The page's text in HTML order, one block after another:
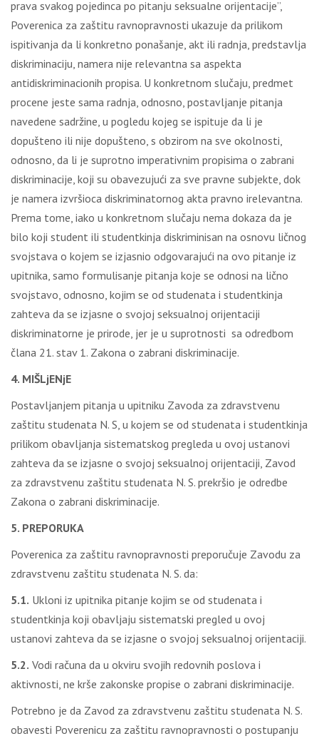
prava svakog pojedinca po pitanju seksualne orijentacije”,
Poverenica za zaštitu ravnopravnosti ukazuje da prilikom
ispitivanja da li konkretno ponašanje, akt ili radnja, predstavlja
diskriminaciju, namera nije relevantna sa aspekta
antidiskriminacionih propisa. U konkretnom slučaju, predmet
procene jeste sama radnja, odnosno, postavljanje pitanja
navedene sadržine, u pogledu kojeg se ispituje da li je
dopušteno ili nije dopušteno, s obzirom na sve okolnosti,
odnosno, da li je suprotno imperativnim propisima o zabrani
diskriminacije, koji su obavezujući za sve pravne subjekte, dok
je namera izvršioca diskriminatornog akta pravno irelevantna.
Prema tome, iako u konkretnom slučaju nema dokaza da je
bilo koji student ili studentkinja diskriminisan na osnovu ličnog
svojstava o kojem se izjasnio odgovarajući na ovo pitanje iz
upitnika, samo formulisanje pitanja koje se odnosi na lično
svojstavo, odnosno, kojim se od studenata i studentkinja
zahteva da se izjasne o svojoj seksualnoj orijentaciji
diskriminatorne je prirode, jer je u suprotnosti sa odredbom
člana 21. stav 1. Zakona o zabrani diskriminacije.
4. MIŠLjENjE
Postavljanjem pitanja u upitniku Zavoda za zdravstvenu
zaštitu studenata N. S, u kojem se od studenata i studentkinja
prilikom obavljanja sistematskog pregleda u ovoj ustanovi
zahteva da se izjasne o svojoj seksualnoj orijentaciji, Zavod
za zdravstvenu zaštitu studenata N. S. prekršio je odredbe
Zakona o zabrani diskriminacije.
5. PREPORUKA
Poverenica za zaštitu ravnopravnosti preporučuje Zavodu za
zdravstvenu zaštitu studenata N. S. da:
5.1. Ukloni iz upitnika pitanje kojim se od studenata i
studentkinja koji obavljaju sistematski pregled u ovoj
ustanovi zahteva da se izjasne o svojoj seksualnoj orijentaciji.
5.2. Vodi računa da u okviru svojih redovnih poslova i
aktivnosti, ne krše zakonske propise o zabrani diskriminacije.
Potrebno je da Zavod za zdravstvenu zaštitu studenata N. S.
obavesti Poverenicu za zaštitu ravnopravnosti o postupanju